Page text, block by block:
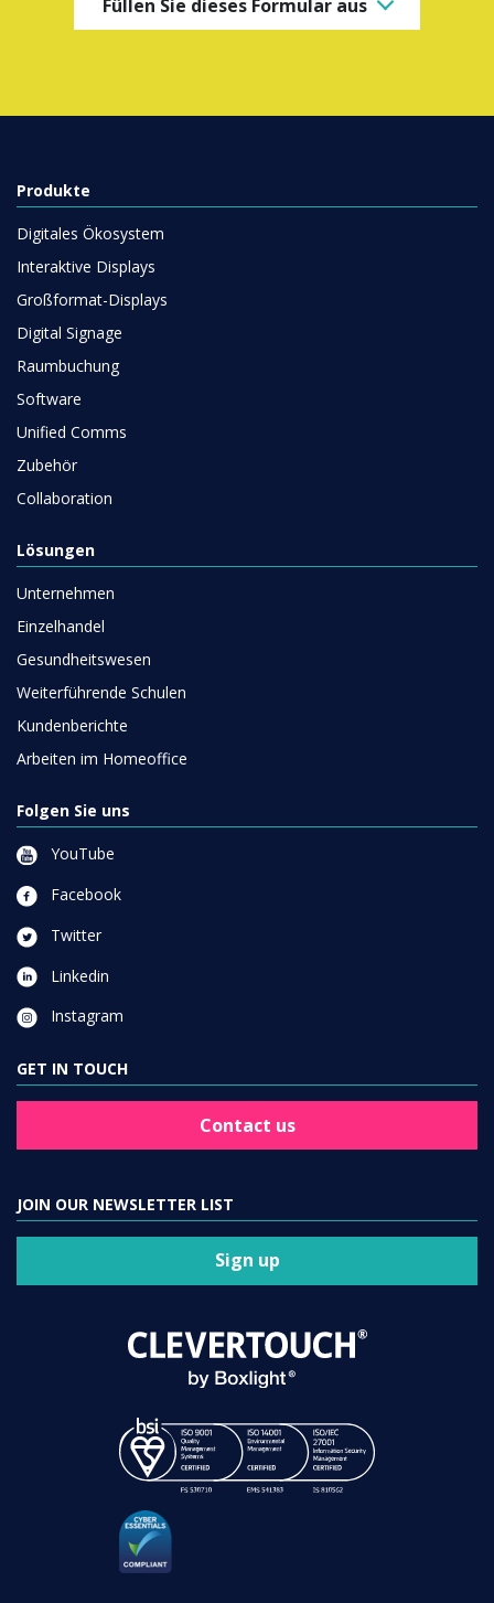
Füllen Sie dieses Formular aus
Produkte
Digitales Ökosystem
Interaktive Displays
Großformat-Displays
Digital Signage
Raumbuchung
Software
Unified Comms
Zubehör
Collaboration
Lösungen
Unternehmen
Einzelhandel
Gesundheitswesen
Weiterführende Schulen
Kundenberichte
Arbeiten im Homeoffice
Folgen Sie uns
YouTube
Facebook
Twitter
Linkedin
Instagram
GET IN TOUCH
Contact us
JOIN OUR NEWSLETTER LIST
Sign up